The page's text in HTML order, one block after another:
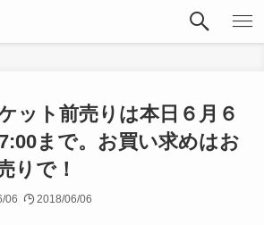
ット前売りは本日６月６
まで。お買い求めはお
りで！
06 2018/06/06